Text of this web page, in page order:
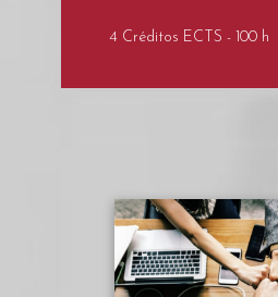
4 Créditos ECTS - 100 h